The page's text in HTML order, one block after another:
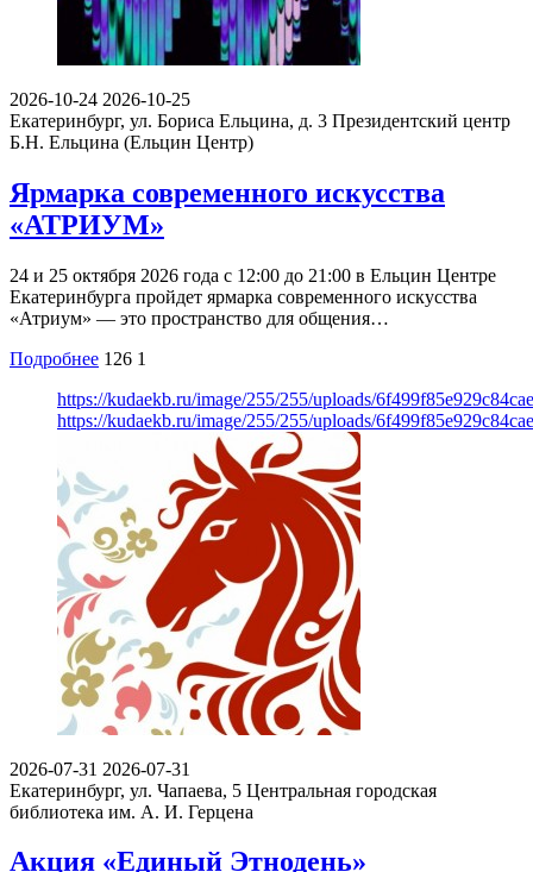
2026-10-24 2026-10-25
Екатеринбург, ул. Бориса Ельцина, д. 3 Президентский центр
Б.Н. Ельцина (Ельцин Центр)
Ярмарка современного искусства
«АТРИУМ»
24 и 25 октября 2026 года с 12:00 до 21:00 в Ельцин Центре
Екатеринбурга пройдет ярмарка современного искусства
«Атриум» — это пространство для общения…
Подробнее 126 1
https://kudaekb.ru/image/255/255/uploads/
https://kudaekb.ru/image/255/255/uploads/
2026-07-31 2026-07-31
Екатеринбург, ул. Чапаева, 5 Центральная городская
библиотека им. А. И. Герцена
Акция «Единый Этнодень»